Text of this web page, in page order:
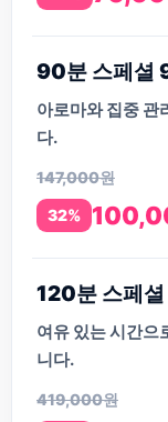
90분 스페셜
아로마와 집중 관
다.
147,000원
32%
120분 스페
여유 있는 시간으
니다.
419,000원